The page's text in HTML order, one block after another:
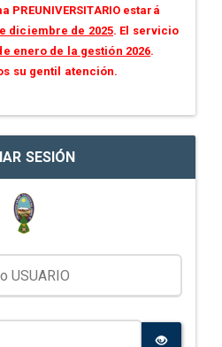
PREUNIVERSITARIO estará
diciembre de 2025. El servicio
enero de la gestión 2026.
su gentil atención.
SESIÓN